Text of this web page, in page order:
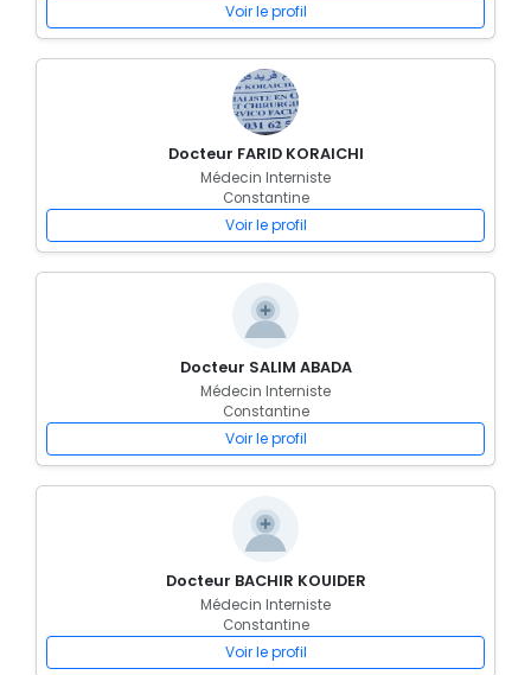
Voir le profil
Docteur FARID KORAICHI
Médecin Interniste
Constantine
Voir le profil
Docteur SALIM ABADA
Médecin Interniste
Constantine
Voir le profil
Docteur BACHIR KOUIDER
Médecin Interniste
Constantine
Voir le profil